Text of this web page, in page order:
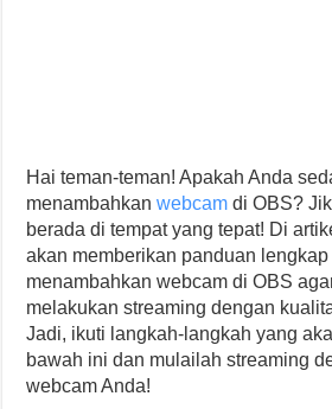
Hai teman-teman! Apakah Anda
menambahkanwebcam di OBS?
berada di tempat yang tepat! Di
akan memberikan panduan lengkap
menambahkan webcam di OBS
melakukan streaming dengan
Jadi, ikuti langkah-langkah yang
bawah ini dan mulailah streaming
webcam Anda!